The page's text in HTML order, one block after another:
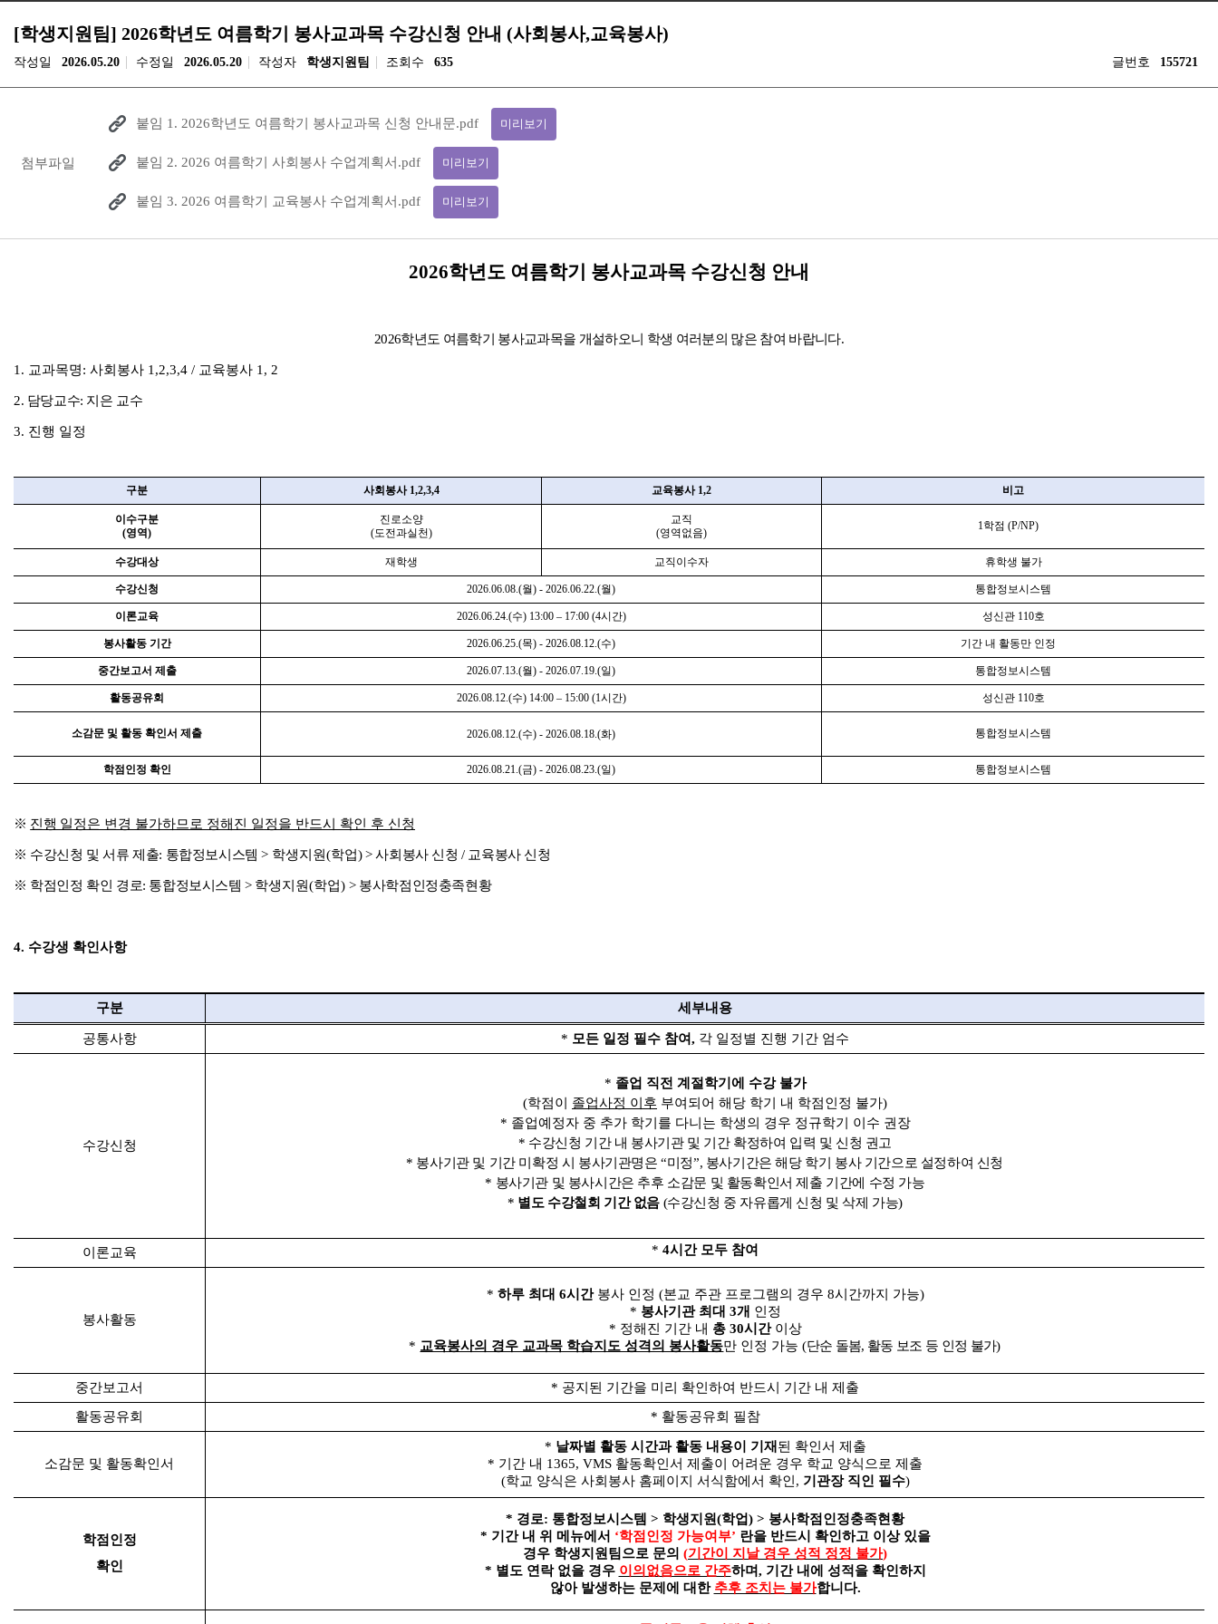
[학생지원팀] 2026학년도 여름학기 봉사교과목 수강신청 안내 (사회봉사,교육봉사)
작성일 2026.05.20 수정일 2026.05.20 작성자 학생지원팀 조회수 635 글번호 155721
첨부파일
붙임 1. 2026학년도 여름학기 봉사교과목 신청 안내문.pdf 미리보기
붙임 2. 2026 여름학기 사회봉사 수업계획서.pdf 미리보기
붙임 3. 2026 여름학기 교육봉사 수업계획서.pdf 미리보기
2026학년도 여름학기 봉사교과목 수강신청 안내
2026학년도 여름학기 봉사교과목을 개설하오니 학생 여러분의 많은 참여 바랍니다.
1. 교과목명: 사회봉사 1,2,3,4 / 교육봉사 1, 2
2. 담당교수: 지은 교수
3. 진행 일정
구분 사회봉사 1,2,3,4 교육봉사 1,2 비고
이수구분
(영역)
진로소양
(도전과실천)
교직
(영역없음)
1학점 (P/NP)
수강대상 재학생 교직이수자 휴학생 불가
수강신청 2026.06.08.(월) - 2026.06.22.(월) 통합정보시스템
이론교육 2026.06.24.(수) 13:00 – 17:00 (4시간) 성신관 110호
봉사활동 기간 2026.06.25.(목) - 2026.08.12.(수) 기간 내 활동만 인정
중간보고서 제출 2026.07.13.(월) - 2026.07.19.(일) 통합정보시스템
활동공유회 2026.08.12.(수) 14:00 – 15:00 (1시간) 성신관 110호
소감문 및 활동 확인서 제출 2026.08.12.(수) - 2026.08.18.(화) 통합정보시스템
학점인정 확인 2026.08.21.(금) - 2026.08.23.(일) 통합정보시스템
※ 진행 일정은 변경 불가하므로 정해진 일정을 반드시 확인 후 신청
※ 수강신청 및 서류 제출: 통합정보시스템> 학생지원(학업) >사회봉사 신청/ 교육봉사 신청
※ 학점인정 확인 경로: 통합정보시스템> 학생지원(학업) > 봉사학점인정충족현황
4. 수강생 확인사항
구분 세부내용
공통사항 * 모든 일정 필수 참여, 각 일정별 진행 기간 엄수
수강신청
* 졸업 직전 계절학기에 수강 불가
(학점이 졸업사정 이후 부여되어 해당 학기 내 학점인정 불가)
* 졸업예정자 중 추가 학기를 다니는 학생의 경우 정규학기 이수 권장
* 수강신청 기간 내 봉사기관 및 기간 확정하여 입력 및 신청 권고
* 봉사기관 및 기간 미확정 시 봉사기관명은“미정”, 봉사기간은 해당 학기 봉사 기간으로 설정하여 신청
* 봉사기관 및 봉사시간은 추후 소감문 및 활동확인서 제출 기간에 수정 가능
* 별도 수강철회 기간 없음 (수강신청 중 자유롭게 신청 및 삭제 가능)
이론교육 * 4시간 모두 참여
봉사활동
* 하루 최대 6시간 봉사 인정 (본교 주관 프로그램의 경우 8시간까지 가능)
* 봉사기관 최대 3개 인정
* 정해진 기간 내 총 30시간 이상
* 교육봉사의 경우 교과목 학습지도 성격의 봉사활동만 인정 가능(단순 돌봄, 활동 보조 등 인정 불가)
중간보고서 * 공지된 기간을 미리 확인하여 반드시 기간 내 제출
활동공유회
* 활동공유회 필참
소감문 및 활동확인서
* 날짜별 활동 시간과 활동 내용이 기재 된 확인서 제출
* 기간 내 1365, VMS 활동확인서 제출이 어려운 경우 학교 양식으로 제출
(학교 양식은 사회봉사 홈페이지 서식함에서 확인 , 기관장 직인 필수)
학점인정
확인
* 경로: 통합정보시스템 > 학생지원(학업) > 봉사학점인정충족현황
* 기간 내 위 메뉴에서 ‘학점인정 가능여부’ 란을 반드시 확인하고 이상 있을
경우 학생지원팀으로 문의 (기간이 지날 경우 성적 정정 불가)
* 별도 연락 없을 경우 이의없음으로 간주하며, 기간 내에 성적을 확인하지
않아 발생하는 문제에 대한 추후 조치는 불가합니다.